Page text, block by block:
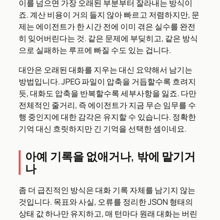
이를 넘으면 가장 오래된 부분부터 잘라내는 방식이
죠. 계산 비용이 거의 들지 않아 빠르고 저렴하지만, 문
제는 에이전트가 한 시간 전에 이미 겪은 실수를 완전
히 잊어버린다는 것. 같은 문제에 부딪히고, 같은 방식
으로 실패하는 루프에 빠질 수도 있는 겁니다.
대안은 오래된 대화를 지우는 대신 요약해서 남기는
방법입니다. JPEG 파일이 압축을 거듭할수록 흐려지
듯, 대화도 압축을 반복할수록 세부사항을 잃죠. 다만
전체적인 줄거리, 즉 에이전트가 지금 무슨 임무를 수
행 중인지에 대한 감각은 유지할 수 있습니다. 정확한
기억 대신 흐릿하지만 긴 기억을 선택한 셈이네요.
아예 기록을 없애거나, 밖에 맡기거
나
좀 더 급진적인 방식은 대화 기록 자체를 남기지 않는
것입니다. 목표와 사실, 오류를 정리한 JSON 형태의
상태 값 하나만 유지하고, 매 턴마다 원래 대화는 버린